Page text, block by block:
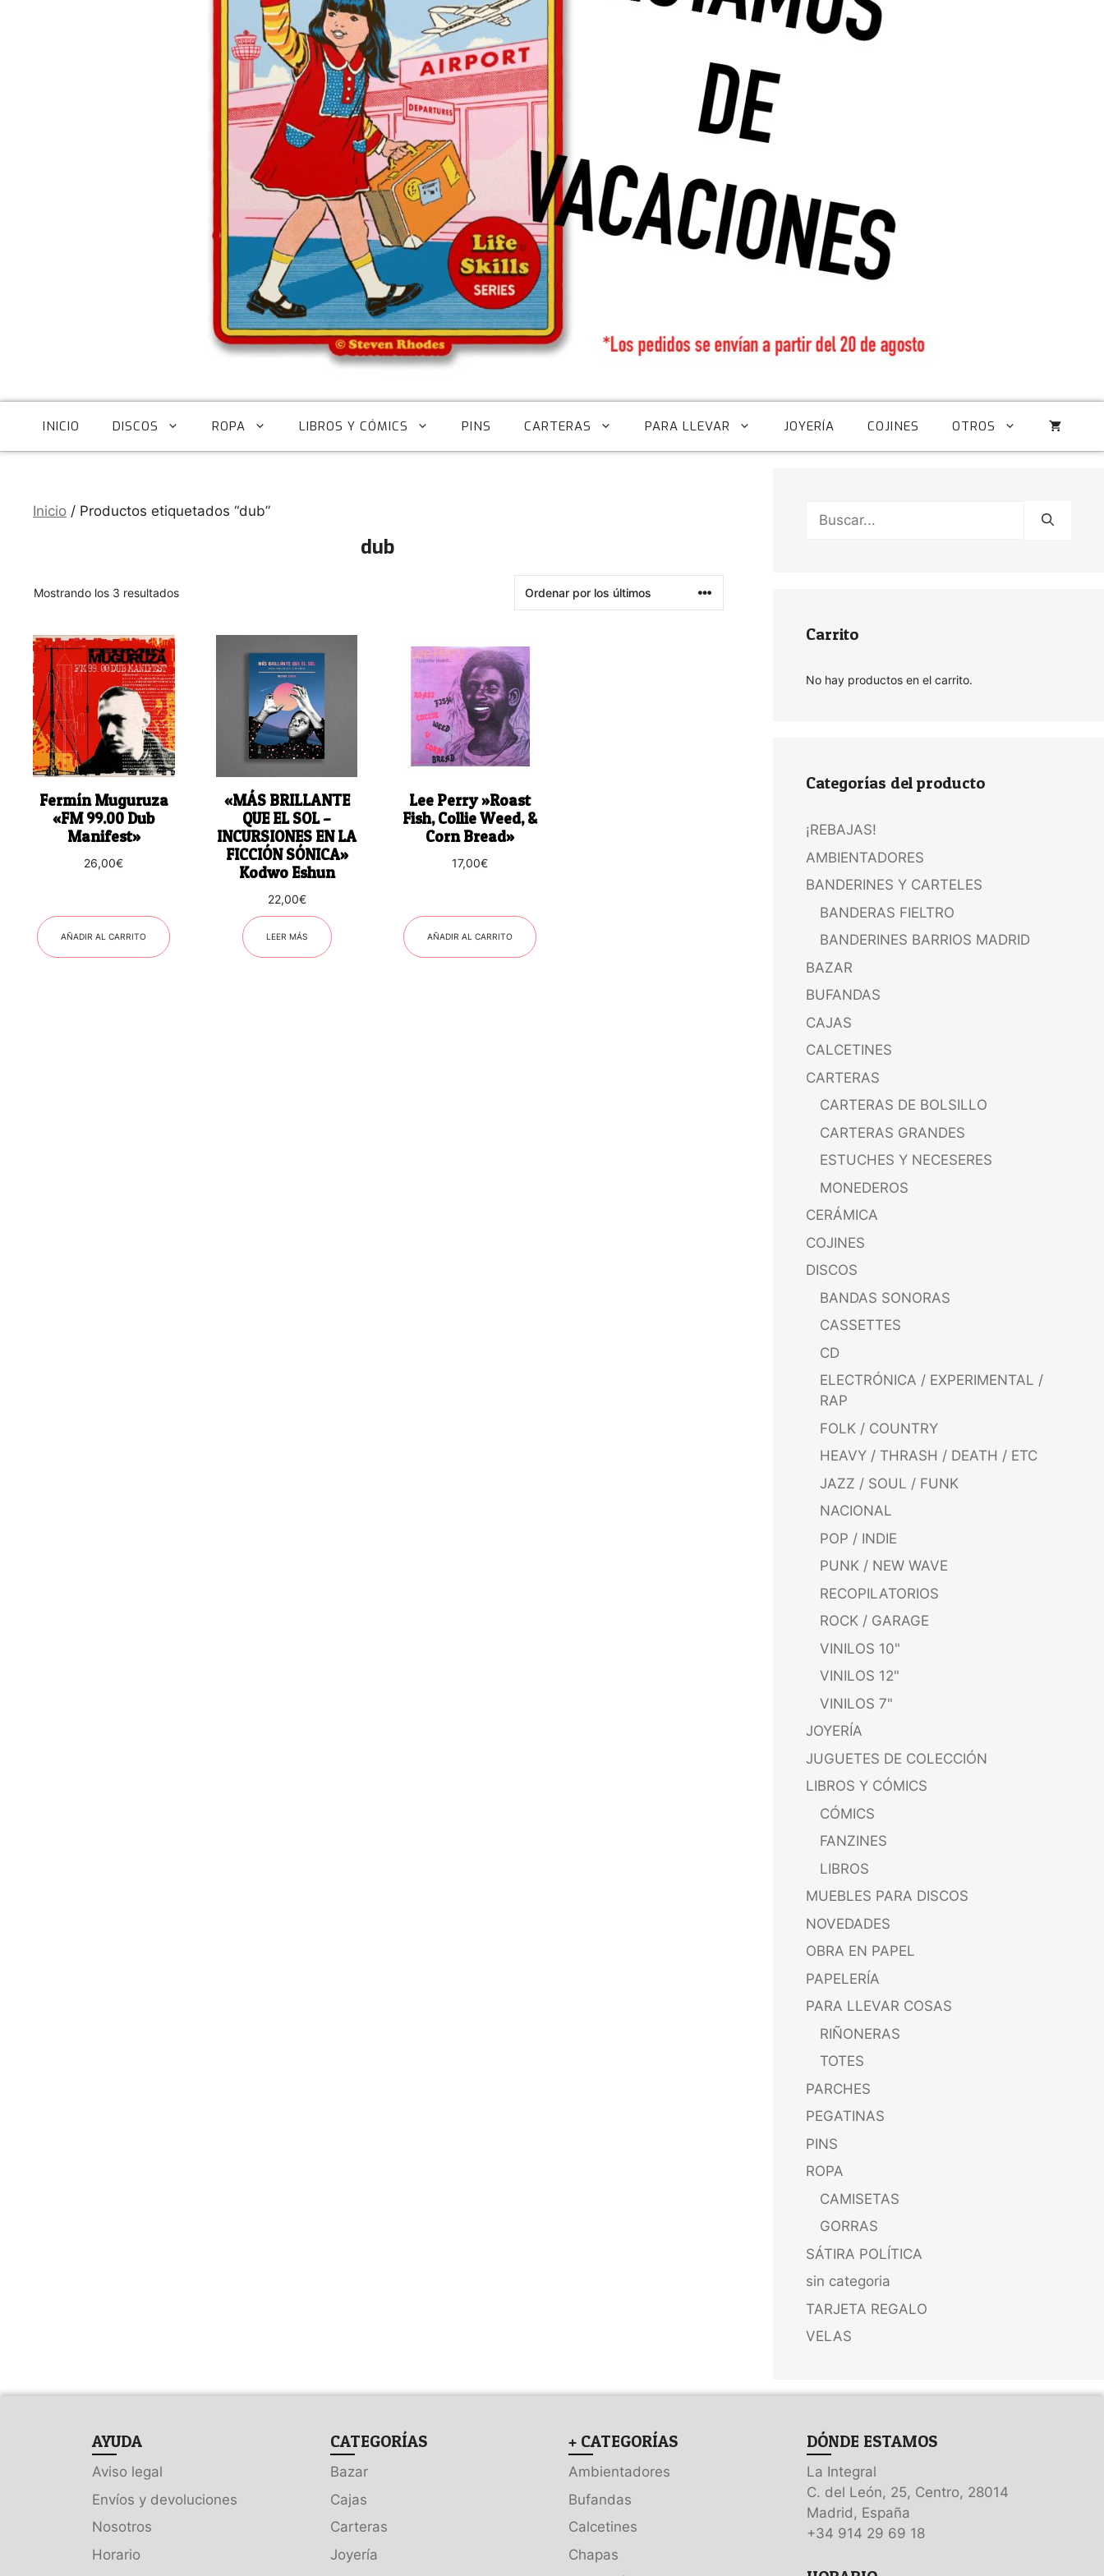
INICIO DISCOS ROPA LIBROS Y CÓMICS PINS CARTERAS PARA LLEVAR JOYERÍA COJINES OTROS
Inicio / Productos etiquetados “dub”
dub
Mostrando los 3 resultadosOrdenado
Fermín Muguruza
«FM 99.00 Dub
Manifest»
26,00€
AÑADIR AL CARRITO
«MÁS BRILLANTE
QUE EL SOL –
INCURSIONES EN LA
FICCIÓN SÓNICA»
Kodwo Eshun
22,00€
LEER MÁS
Lee Perry ‎»Roast
Fish, Collie Weed, &
Corn Bread»
17,00€
AÑADIR AL CARRITO
Buscar:
Carrito
No hay productos en el carrito.
Categorías del producto
¡REBAJAS!
AMBIENTADORES
BANDERINES Y CARTELES
BANDERAS FIELTRO
BANDERINES BARRIOS MADRID
BAZAR
BUFANDAS
CAJAS
CALCETINES
CARTERAS
CARTERAS DE BOLSILLO
CARTERAS GRANDES
ESTUCHES Y NECESERES
MONEDEROS
CERÁMICA
COJINES
DISCOS
BANDAS SONORAS
CASSETTES
CD
ELECTRÓNICA / EXPERIMENTAL /
RAP
FOLK / COUNTRY
HEAVY / THRASH / DEATH / ETC
JAZZ / SOUL / FUNK
NACIONAL
POP / INDIE
PUNK / NEW WAVE
RECOPILATORIOS
ROCK / GARAGE
VINILOS 10"
VINILOS 12"
VINILOS 7"
JOYERÍA
JUGUETES DE COLECCIÓN
LIBROS Y CÓMICS
CÓMICS
FANZINES
LIBROS
MUEBLES PARA DISCOS
NOVEDADES
OBRA EN PAPEL
PAPELERÍA
PARA LLEVAR COSAS
RIÑONERAS
TOTES
PARCHES
PEGATINAS
PINS
ROPA
CAMISETAS
GORRAS
SÁTIRA POLÍTICA
sin categoria
TARJETA REGALO
VELAS
AYUDA
Aviso legal
Envíos y devoluciones
Nosotros
Horario
CATEGORÍAS
Bazar
Cajas
Carteras
Joyería
+ CATEGORÍAS
Ambientadores
Bufandas
Calcetines
Chapas
DÓNDE ESTAMOS
La Integral
C. del León, 25, Centro, 28014
Madrid, España
+34 914 29 69 18